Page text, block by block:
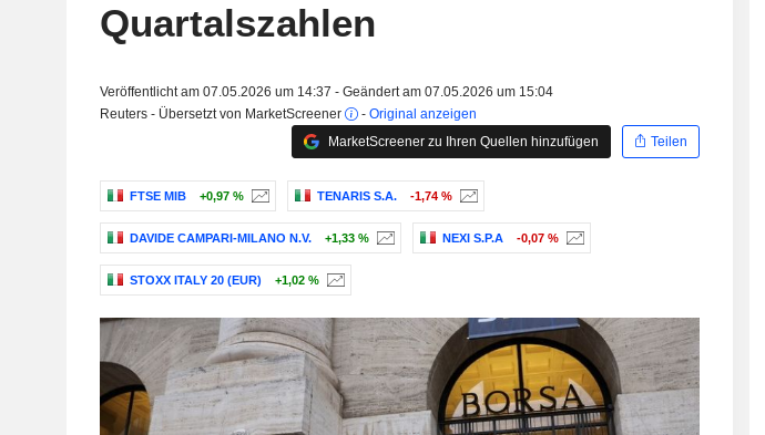
Quartalszahlen
Veröffentlicht am 07.05.2026 um 14:37 - Geändert am 07.05.2026 um 15:04
Reuters - Übersetzt von MarketScreener
- Original anzeigen
MarketScreener zu Ihren Quellen hinzufügen
Teilen
FTSE MIB +0,97 % TENARIS S.A. -1,74 %
DAVIDE CAMPARI-MILANO N.V. +1,33 % NEXI S.P.A -0,07 %
STOXX ITALY 20 (EUR) +1,02 %